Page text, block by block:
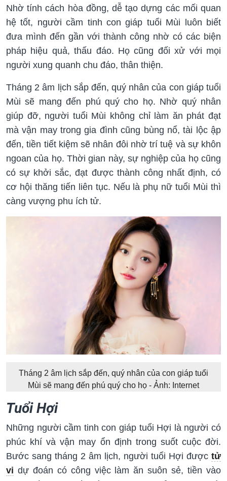
Nhờ tính cách hòa đồng, dễ tạo dựng các mối quan
hệ tốt, người cầm tinh con giáp tuổi Mùi luôn biết
đưa mình đến gần với thành công nhờ có các biện
pháp hiệu quả, thấu đáo. Họ cũng đối xử với mọi
người xung quanh chu đáo, thân thiện.
Tháng 2 âm lịch sắp đến, quý nhân của con giáp tuổi
Mùi sẽ mang đến phú quý cho họ. Nhờ quý nhân
giúp đỡ, người tuổi Mùi không chỉ làm ăn phát đạt
mà vận may trong gia đình cũng bùng nổ, tài lộc ập
đến, tiền tiết kiệm sẽ nhân đôi nhờ trí tuệ và sự khôn
ngoan của họ. Thời gian này, sự nghiệp của họ cũng
có sự khởi sắc, đạt được thành công nhất định, có
cơ hội thăng tiến liên tục. Nếu là phụ nữ tuổi Mùi thì
càng vượng phu ích tử.
Tháng 2 âm lịch sắp đến, quý nhân của con giáp tuổi
Mùi sẽ mang đến phú quý cho họ - Ảnh: Internet
Tuổi Hợi
Những người cầm tinh con giáp tuổi Hợi là người có
phúc khí và vận may ổn định trong suốt cuộc đời.
Bước sang tháng 2 âm lịch, người tuổi Hợi được tử
vi dự đoán có công việc làm ăn suôn sẻ, tiền vào